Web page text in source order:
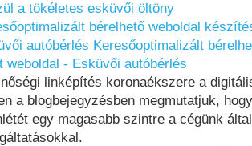
a tökéletes esküvői öltöny
bérelhető weboldal
autóbérlés Keresőoptimalizált
weboldal - Esküvői autóbérlés
linképítés koronaékszere a
a blogbejegyzésben megmutatjuk,
egy magasabb szintre a cégünk